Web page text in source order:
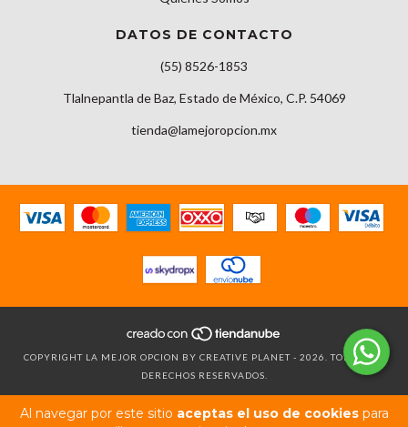
Al navegar por este sitio aceptas el uso de cookiespara
DATOS DE CONTACTO
(55) 8526-1853
Tlalnepantla de Baz, Estado de México, C.P. 54069
tienda@lamejoropcion.mx
COPYRIGHT LA MEJOR OPCION BY CREATIVE PLANET - 2026. TODOS LOS
DERECHOS RESERVADOS.